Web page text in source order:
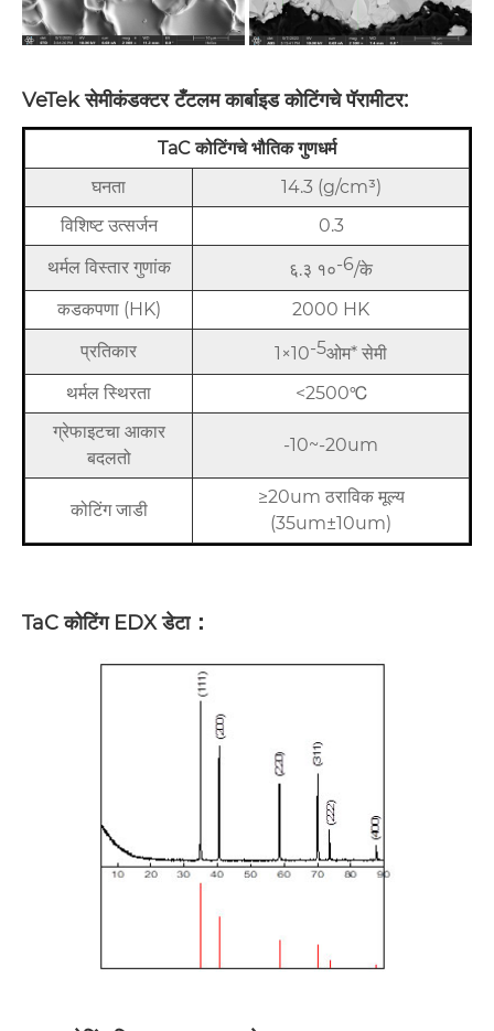
VeTek सेमीकंडक्टर टँटलम कार्बाइड कोटिंगचे पॅरामीटर:
TaC कोटिंगचे भौतिक गुणधर्म
घनता
14.3 (g/cm³)
विशिष्ट उत्सर्जन
0.3
थर्मल विस्तार गुणांक
६.३ १०-6/के
कडकपणा (HK)
2000 HK
प्रतिकार
1×10-5ओम* सेमी
थर्मल स्थिरता
<2500℃
ग्रेफाइटचा आकार
बदलतो
-10~-20um
कोटिंग जाडी
≥20um ठराविक मूल्य
(35um±10um)
TaC कोटिंग EDX डेटा：